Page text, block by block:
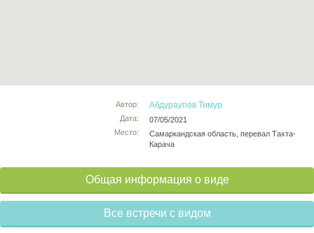
Автор:
Дата:
Место:
Абдураупов Тимур
07/05/2021
Самаркандская область, перевал Тахта-
Карача
Общая информация о виде
Все встречи с видом